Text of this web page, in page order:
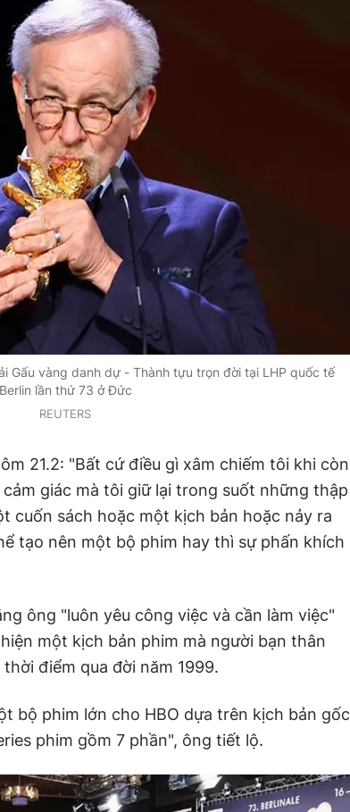
Gấu vàng danh dự - Thành tựu trọn đời tại LHP quốc tế
Berlin lần thứ 73 ở Đức
REUTERS
21.2: "Bất cứ điều gì xâm chiếm tôi khi còn
giác mà tôi giữ lại trong suốt những thập
cuốn sách hoặc một kịch bản hoặc nảy ra
tạo nên một bộ phim hay thì sự phấn khích
ông "luôn yêu công việc và cần làm việc"
một kịch bản phim mà người bạn thân
điểm qua đời năm 1999.
bộ phim lớn cho HBO dựa trên kịch bản gốc
phim gồm 7 phần", ông tiết lộ.